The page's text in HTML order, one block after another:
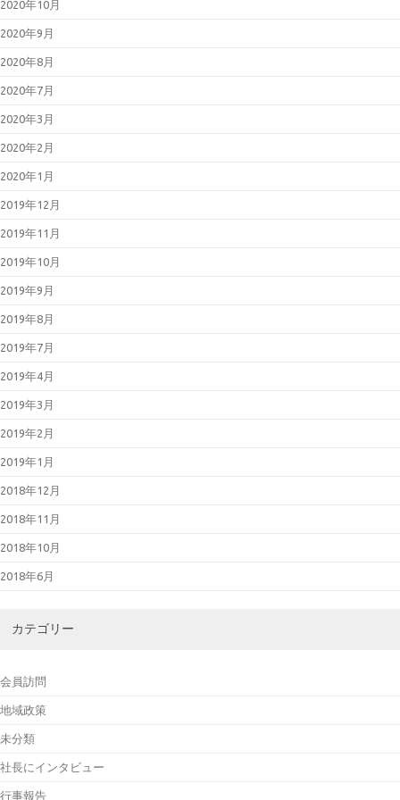
2020年10月
2020年9月
2020年8月
2020年7月
2020年3月
2020年2月
2020年1月
2019年12月
2019年11月
2019年10月
2019年9月
2019年8月
2019年7月
2019年4月
2019年3月
2019年2月
2019年1月
2018年12月
2018年11月
2018年10月
2018年6月
カテゴリー
会員訪問
地域政策
未分類
社長にインタビュー
行事報告